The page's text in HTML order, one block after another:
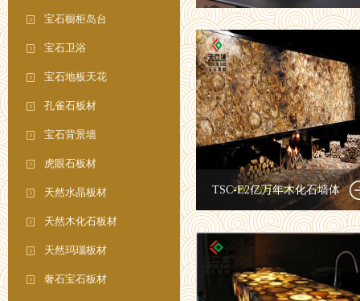
宝石橱柜岛台
宝石卫浴
宝石地板天花
孔雀石板材
宝石背景墙
虎眼石板材
天然水晶板材
天然木化石板材
天然玛瑙板材
奢石宝石板材
TSC-E2亿万年木化石墙体